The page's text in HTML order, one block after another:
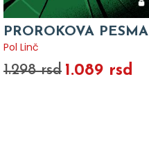
PROROKOVA PESMA
Pol Linč
1.298 rsd 1.089 rsd